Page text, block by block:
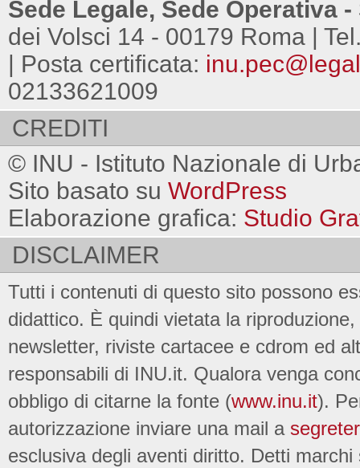
Sede Legale, Sede Operativa
dei Volsci 14 - 00179 Roma |
| Posta certificata:
02133621009
CREDITI
© INU - Istituto Nazionale di
Sito basato su WordPress
Elaborazione grafica: Studio
DISCLAIMER
Tutti i contenuti di questo sito possono
didattico. È quindi vietata la
newsletter, riviste cartacee e cdrom ed
responsabili di INU.it. Qualora venga
obbligo di citarne la fonte (www.inu.it).
autorizzazione inviare una mail a
esclusiva degli aventi diritto. Detti